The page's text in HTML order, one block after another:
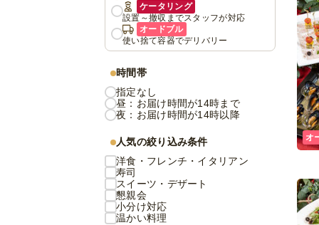
オ
ケータリング
設置～撤収までスタッフが対応
オードブル
使い捨て容器でデリバリー
時間帯
指定なし
昼：お届け時間が14時まで
夜：お届け時間が14時以降
人気の絞り込み条件
洋食・フレンチ・イタリアン
寿司
スイーツ・デザート
懇親会
小分け対応
温かい料理